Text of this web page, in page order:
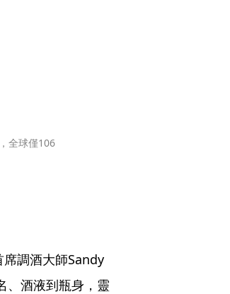
全球僅106
調酒大師Sandy
、酒液到瓶身，靈